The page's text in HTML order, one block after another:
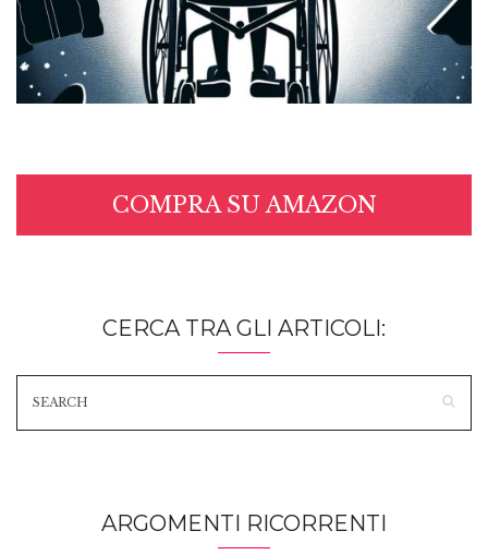
COMPRA SU AMAZON
CERCA TRA GLI ARTICOLI:
ARGOMENTI RICORRENTI